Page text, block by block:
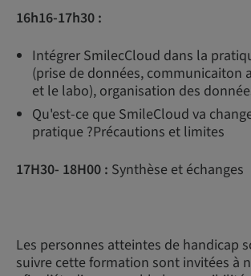
16h16-17h30 :
Intégrer SmilecCloud dans la
(prise de données, communicaiton
et le labo), organisation des
Qu'est-ce que SmileCloud va
pratique ?Précautions et limites
17H30- 18H00 : Synthèse et échanges
Les personnes atteintes de handicap
suivre cette formation sont invitées à